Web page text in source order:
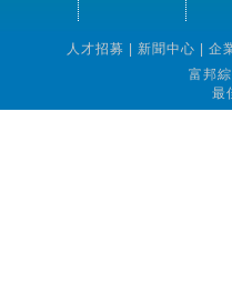
人才招募 新聞中心 企
富邦
最